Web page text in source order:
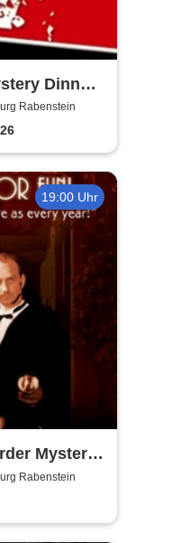
Dinner
Rabenstein
19:00 Uhr
Mystery
Fun
Rabenstein